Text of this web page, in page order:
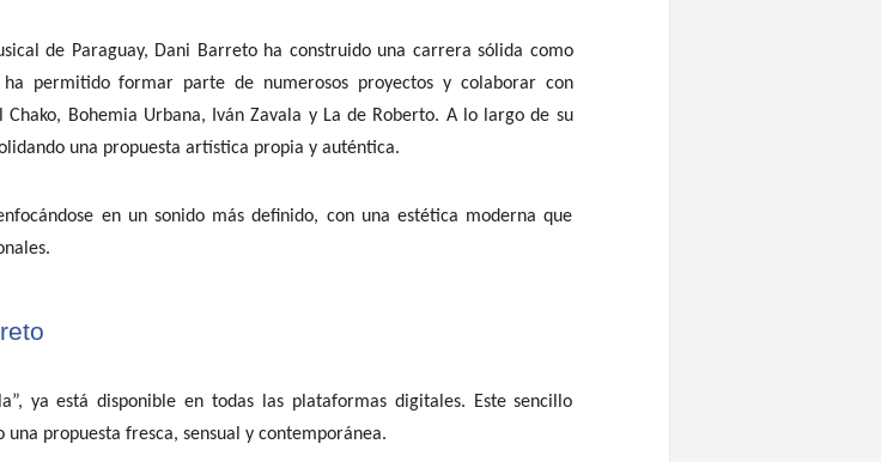
de Paraguay, Dani Barreto ha construido una carrera sólida como
permitido formar parte de numerosos proyectos y colaborar con
Bohemia Urbana, Iván Zavala y La de Roberto. A lo largo de su
una propuesta artística propia y auténtica.
en un sonido más definido, con una estética moderna que
ya está disponible en todas las plataformas digitales. Este sencillo
propuesta fresca, sensual y contemporánea.